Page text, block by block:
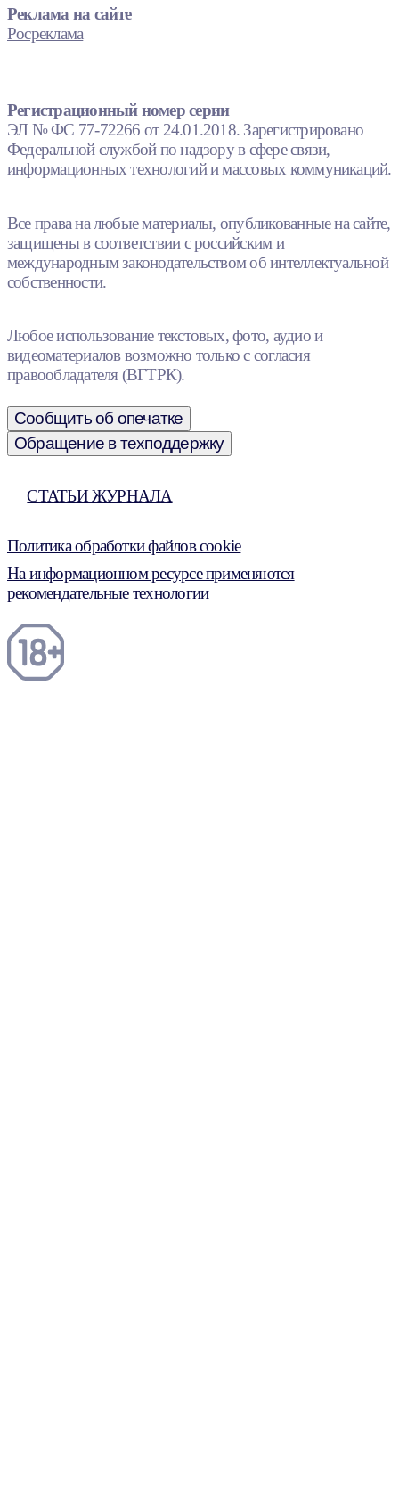
Реклама на сайте
Росреклама
Регистрационный номер серии
ЭЛ № ФС 77-72266 от 24.01.2018. Зарегистрировано
Федеральной службой по надзору в сфере связи,
информационных технологий и массовых коммуникаций.
Все права на любые материалы, опубликованные на сайте,
защищены в соответствии с российским и
международным законодательством об интеллектуальной
собственности.
Любое использование текстовых, фото, аудио и
видеоматериалов возможно только с согласия
правообладателя (ВГТРК).
Сообщить об опечатке
Обращение в техподдержку
СТАТЬИ ЖУРНАЛА
Политика обработки файлов cookie
На информационном ресурсе применяются
рекомендательные технологии